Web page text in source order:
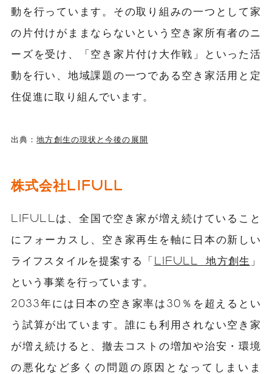
動を行っています。その取り組みの一つとして家
の片付けがままならないという空き家所有者のニ
ーズを受け、「空き家片付け大作戦」といった活
動を行い、地域課題の一つである空き家活用と定
住促進に取り組んでいます。
出典：地方創生の現状と今後の展開
株式会社LIFULL
LIFULLは、全国で空き家が増え続けていること
にフォーカスし、空き家再生を軸に日本の新しい
ライフスタイルを提案する「 LIFULL 地方創生 」
という事業を行っています。
2033年には日本の空き家率は30％を超えるとい
う試算が出ています。誰にも利用されない空き家
が増え続けると、撤去コストの増加や治安・環境
の悪化など多くの問題の原因となってしまいま